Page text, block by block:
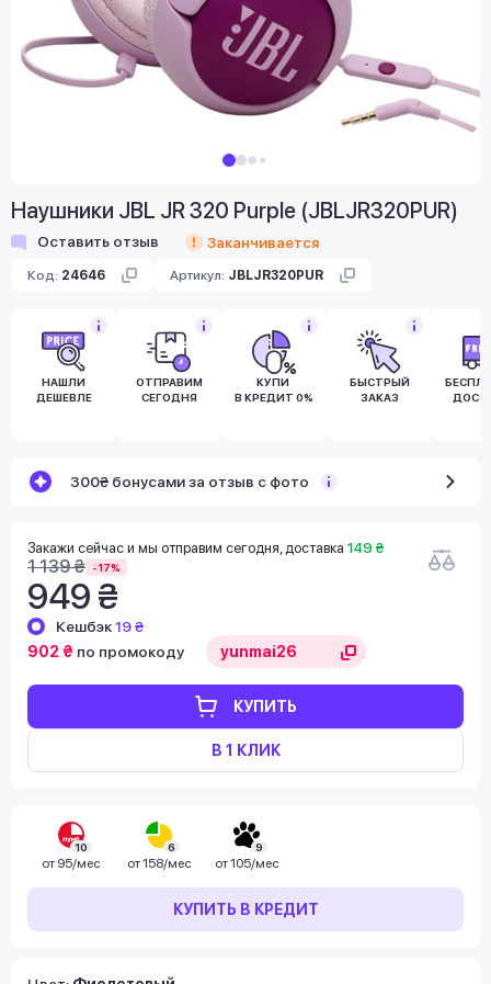
Наушники JBL JR 320 Purple (JBLJR320PUR)
Оставить отзыв Заканчивается
Код: 24646 Артикул: JBLJR320PUR
НАШЛИ
ДЕШЕВЛЕ
ОТПРАВИМ
СЕГОДНЯ
КУПИ
В КРЕДИТ 0%
БЫСТРЫЙ
ЗАКАЗ
300₴ бонусами за отзыв с фото
Закажи сейчас и мы отправим сегодня, доставка 149 ₴
1 139 ₴ -17%
949 ₴
КУПИТЬ
В 1 КЛИК
Кешбэк19 ₴
902 ₴ по промокоду
10
от 95/мес
6
от158/мес
9
от105/мес
КУПИТЬ В КРЕДИТ